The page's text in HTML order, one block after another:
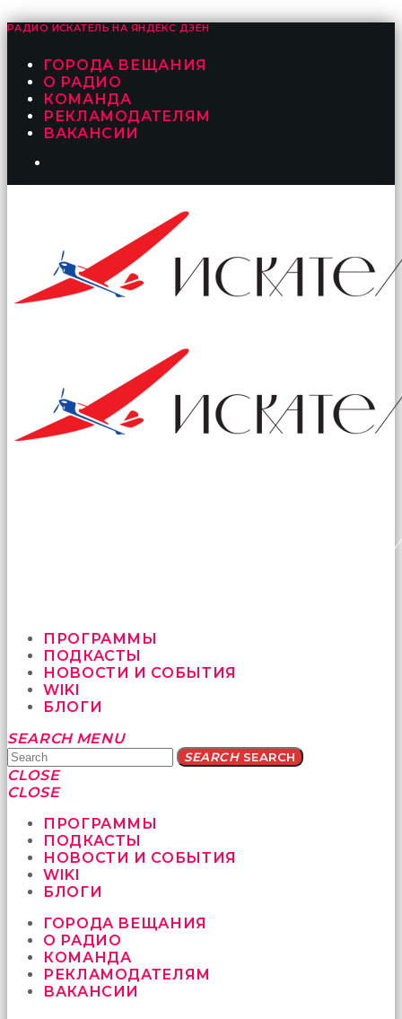
РАДИО ИСКАТЕЛЬ НА ЯНДЕКС ДЗЕН
ГОРОДА ВЕЩАНИЯ
О РАДИО
КОМАНДА
РЕКЛАМОДАТЕЛЯМ
ВАКАНСИИ
ПРОГРАММЫ
ПОДКАСТЫ
НОВОСТИ И СОБЫТИЯ
WIKI
БЛОГИ
Yatağa
bile
geçmeye
fırsat
sikici
kocalar
güzel
karıları
öttürüyor
sex
hikayeleri
SEARCH MENU
SEARCHSEARCH
CLOSE
CLOSE
ПРОГРАММЫ
ПОДКАСТЫ
НОВОСТИ И СОБЫТИЯ
WIKI
БЛОГИ
ГОРОДА ВЕЩАНИЯ
О РАДИО
КОМАНДА
РЕКЛАМОДАТЕЛЯМ
ВАКАНСИИ